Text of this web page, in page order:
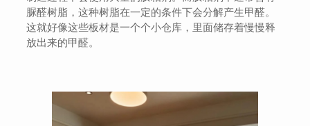
脲醛树脂，这种树脂在一定的条件下会分解产生甲醛。
这就好像这些板材是一个个小仓库，里面储存着慢慢释
放出来的甲醛。